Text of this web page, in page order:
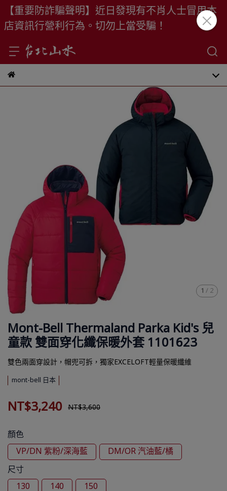
【重要防詐騙聲明】近日發現有不肖人士冒用本
店資訊行營利行為。切勿上當受騙！
1 / 2
Mont-Bell Thermaland Parka Kid's 兒
童款 雙面穿化纖保暖外套 1101623
雙色兩面穿設計，帽兜可拆，獨家EXCELOFT輕量保暖纖維
mont-bell 日本
NT$3,240 NT$3,600
顏色
VP/DN 紫粉/深海藍
DM/OR 汽油藍/橘
尺寸
130
140 150